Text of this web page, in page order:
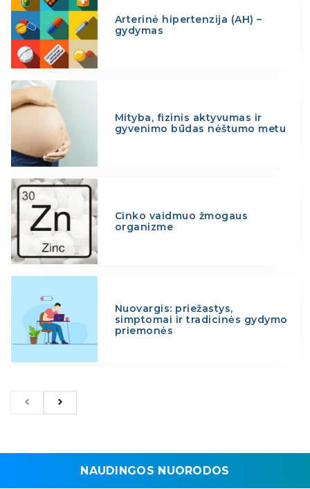
Arterinė hipertenzija (AH) –
gydymas
Mityba, fizinis aktyvumas ir
gyvenimo būdas nėštumo metu
Cinko vaidmuo žmogaus
organizme
Nuovargis: priežastys,
simptomai ir tradicinės gydymo
priemonės
NAUDINGOS NUORODOS